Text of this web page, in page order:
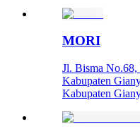
MORI
Jl. Bisma
Kabupaten
Kabupaten